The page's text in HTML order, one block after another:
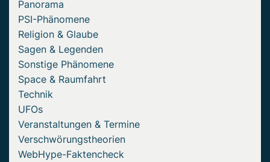
Panorama
PSI-Phänomene
Religion & Glaube
Sagen & Legenden
Sonstige Phänomene
Space & Raumfahrt
Technik
UFOs
Veranstaltungen & Termine
Verschwörungstheorien
WebHype-Faktencheck